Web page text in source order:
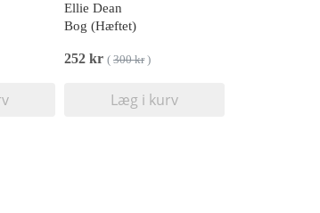
Ellie Dean
Bog (Hæftet)
252 kr ( 300 kr)
Læg i kurv